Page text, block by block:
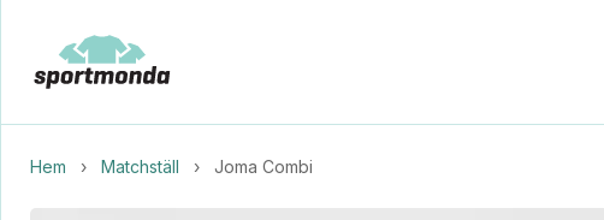
Hem › Matchställ › Joma Combi